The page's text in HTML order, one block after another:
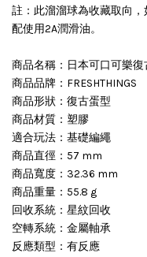
註：此溜溜球為收藏取向
配使用2A潤滑油。
商品名稱：日本可口可樂
商品品牌：FRESHTHINGS
商品形狀：復古蛋型
商品材質：塑膠
適合玩法：基礎編繩
商品直徑：57 mm
商品寬度：32.36 mm
商品重量：55.8 g
回收系統：星紋回收
空轉系統：金屬軸承
反應類型：有反應